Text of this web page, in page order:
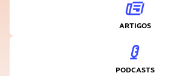
ARTIGOS
PODCASTS